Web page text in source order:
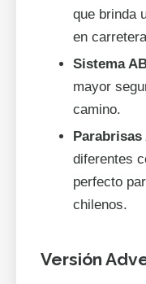
que brinda
en
Sistema
mayor
camino.
diferentes
perfecto
chilenos.
Versión